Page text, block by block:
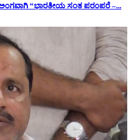
“ಭಾರತೀಯ ಸಂತ ಪರಂಪರೆ –...